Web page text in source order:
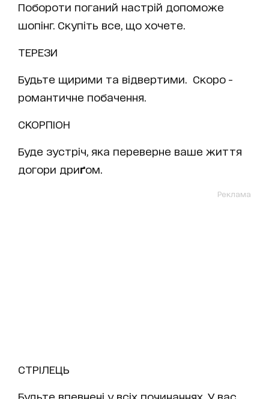
Побороти поганий настрій допоможе
шопінг. Скупіть все, що хочете.
ТЕРЕЗИ
Будьте щирими та відвертими. Скоро -
романтичне побачення.
СКОРПІОН
Буде зустріч, яка переверне ваше життя
догори дриґом.
Реклама
СТРІЛЕЦЬ
Будьте впевнені у всіх починаннях. У вас